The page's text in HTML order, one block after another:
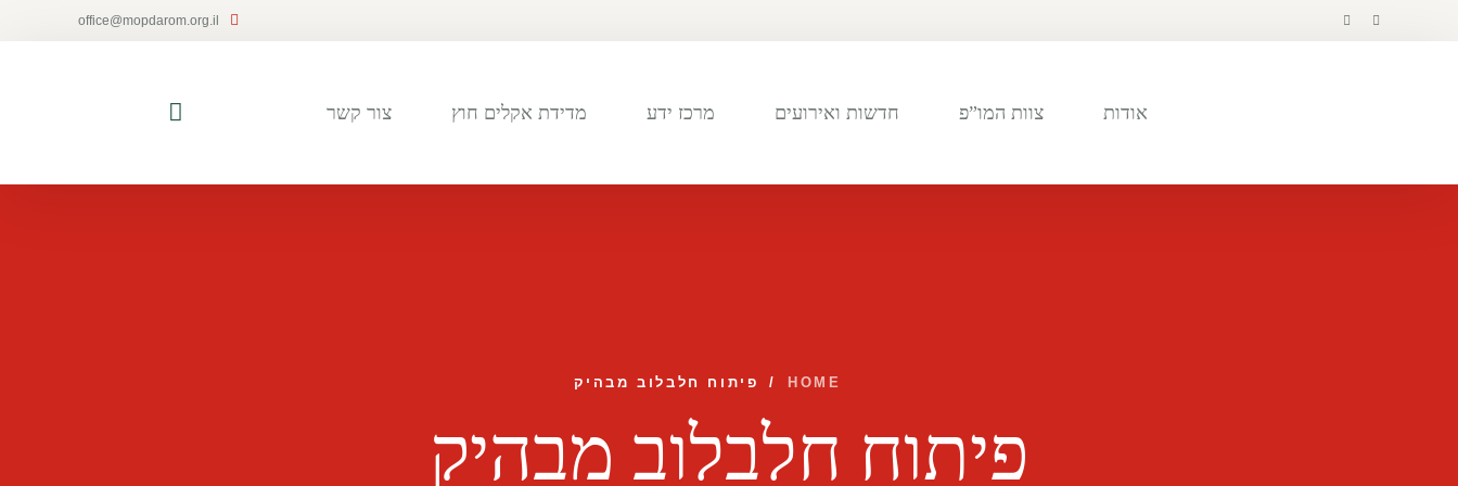
office@mopdarom.org.il
אודות צוות המו”פ חדשות ואירועים מרכז ידע מדידת אקלים חוץ צור קשר
HOME
/ פיתוח חלבלוב מבהיק
פיתוח חלבלוב מבהיק